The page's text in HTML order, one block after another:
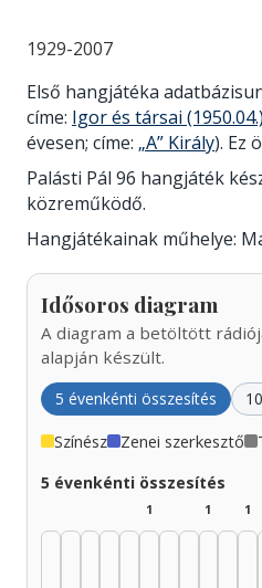
1929-2007
Első hangjátéka
címe: Igor és társai (1950.04.)
évesen; címe: „A” Király). Ez
Palásti Pál 96 hangjáték
közreműködő.
Hangjátékainak műhelye:
Idősoros diagram
A diagram a betöltött
alapján készült.
5 évenkénti összesítés
Színész Zenei szerkesztő
5 évenkénti összesítés
1 1 1